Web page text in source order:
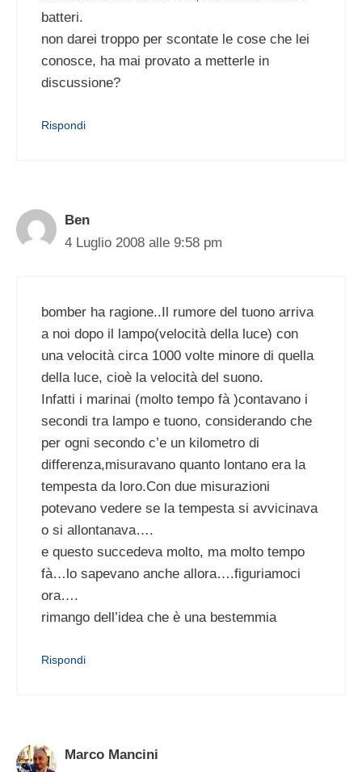
batteri.
non darei troppo per scontate le cose che lei
conosce, ha mai provato a metterle in
discussione?
Rispondi
Ben
4 Luglio 2008 alle 9:58 pm
bomber ha ragione..Il rumore del tuono arriva
a noi dopo il lampo(velocità della luce) con
una velocità circa 1000 volte minore di quella
della luce, cioè la velocità del suono.
Infatti i marinai (molto tempo fà )contavano i
secondi tra lampo e tuono, considerando che
per ogni secondo c’e un kilometro di
differenza,misuravano quanto lontano era la
tempesta da loro.Con due misurazioni
potevano vedere se la tempesta si avvicinava
o si allontanava….
e questo succedeva molto, ma molto tempo
fà…lo sapevano anche allora….figuriamoci
ora….
rimango dell’idea che è una bestemmia
Rispondi
Marco Mancini